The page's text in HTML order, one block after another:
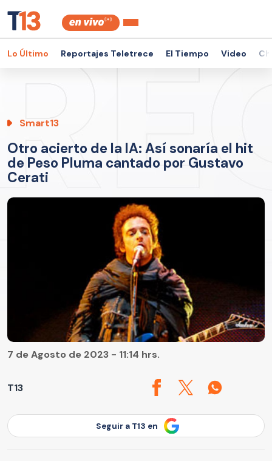
Lo Último Reportajes Teletrece El Tiempo Video
Smart13
Otro acierto de la IA: Así sonaría el hit
de Peso Pluma cantado por Gustavo
Cerati
T13
7 de Agosto de 2023 - 11:14 hrs.
Seguir a T13 en